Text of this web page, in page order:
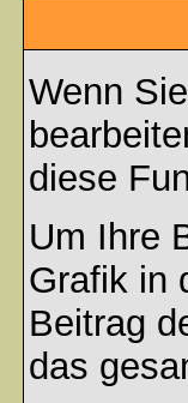
Wenn
diese
Um Ihre
Grafik in
Beitrag
das